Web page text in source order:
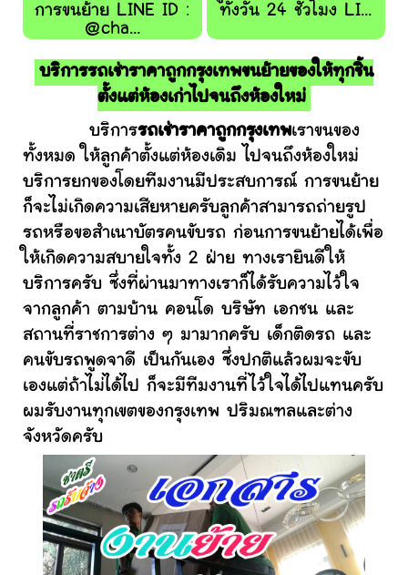
การขนย้าย LINE ID :
@cha...
ทั้งวัน 24 ชั่วโมง LI...
บริการรถเช่าราคาถูกกรุงเทพขนย้ายของให้ทุกชิ้น
ตั้งแต่ห้องเก่าไปจนถึงห้องใหม่
บริการรถเช่าราคาถูกกรุงเทพเราขนของ
ทั้งหมด ให้ลูกค้าตั้งแต่ห้องเดิม ไปจนถึงห้องใหม่
บริการยกของโดยทีมงานมีประสบการณ์ การขนย้าย
ก็จะไม่เกิดความเสียหายครับลูกค้าสามารถถ่ายรูป
รถหรือขอสำเนาบัตรคนขับรถ ก่อนการขนย้ายได้เพื่อ
ให้เกิดความสบายใจทั้ง 2 ฝ่าย ทางเรายินดีให้
บริการครับ ซึ่งที่ผ่านมาทางเราก็ได้รับความไว้ใจ
จากลูกค้า ตามบ้าน คอนโด บริษัท เอกชน และ
สถานที่ราชการต่าง ๆ มามากครับ เด็กติดรถ และ
คนขับรถพูดจาดี เป็นกันเอง ซึ่งปกติแล้วผมจะขับ
เองแต่ถ้าไม่ได้ไป ก็จะมีทีมงานที่ไว้ใจได้ไปแทนครับ
ผมรับงานทุกเขตของกรุงเทพ ปริมณฑลและต่าง
จังหวัดครับ